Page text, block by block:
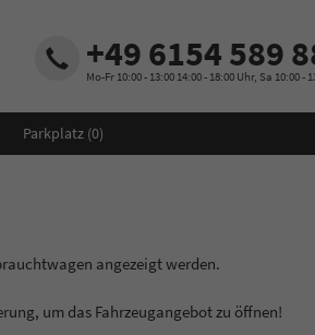
+49 6154 589
Mo-Fr 10:00 - 13:00 14:00 - 18:00 Uhr, Sa 10:00 -
Parkplatz (0)
aus! Im
angezeigt werden.
um das Fahrzeugangebot zu öffnen!